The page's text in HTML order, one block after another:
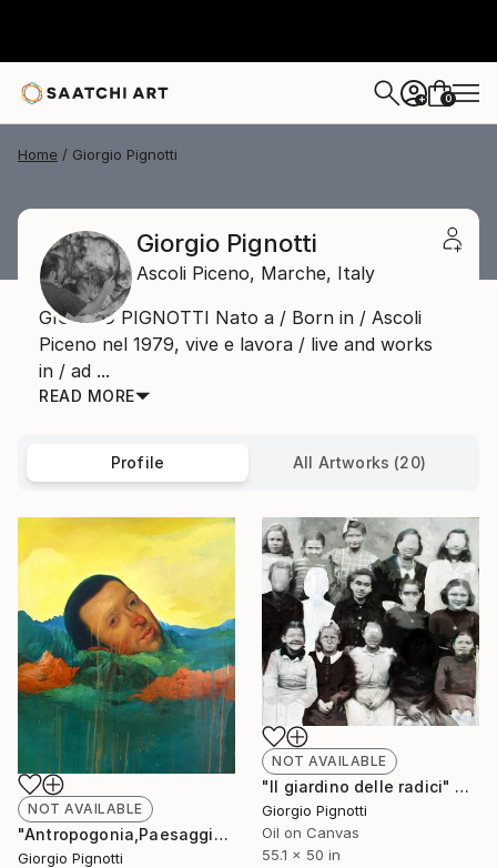
+ 0
Home Giorgio Pignotti
Giorgio Pignotti
Ascoli Piceno, Marche, Italy
GIORGIO PIGNOTTI Nato a / Born in / Ascoli
Piceno nel 1979, vive e lavora / live and works
in / ad ...
READ MORE
Profile All Artworks (20)
NOT AVAILABLE
"Antropogonia,Paesaggio con testa" Painting
Giorgio Pignotti
NOT AVAILABLE
"Il giardino delle radici" Painting
Giorgio Pignotti
Oil on Canvas
55.1 x 50 in